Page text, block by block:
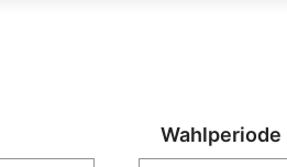
Wahlperiode